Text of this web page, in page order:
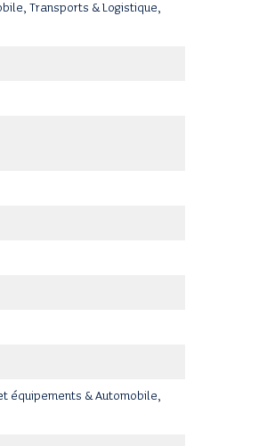
Transports & Logistique,
équipements & Automobile,